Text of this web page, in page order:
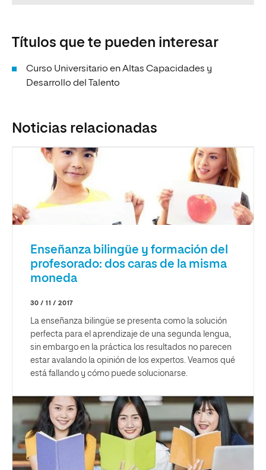
Títulos que te pueden interesar
Curso Universitario en Altas Capacidades y
Desarrollo del Talento
Noticias relacionadas
Enseñanza bilingüe y formación del
profesorado: dos caras de la misma
moneda
30 / 11 / 2017
La enseñanza bilingüe se presenta como la solución
perfecta para el aprendizaje de una segunda lengua,
sin embargo en la práctica los resultados no parecen
estar avalando la opinión de los expertos. Veamos qué
está fallando y cómo puede solucionarse.